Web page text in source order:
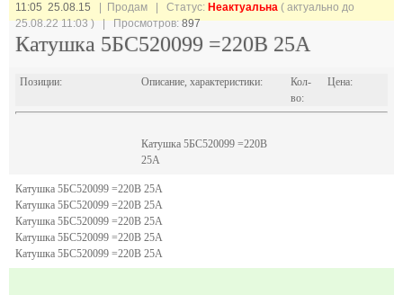
11:05 25.08.15 | Продам | Статус: Неактуальна ( актуально до
25.08.22 11:03 ) | Просмотров:897
Катушка 5БС520099 =220В 25А
Позиции: Описание, характеристики:
Кол-
во:
Цена:
Катушка 5БС520099 =220В
25А
Катушка 5БС520099 =220В 25А
Катушка 5БС520099 =220В 25А
Катушка 5БС520099 =220В 25А
Катушка 5БС520099 =220В 25А
Катушка 5БС520099 =220В 25А